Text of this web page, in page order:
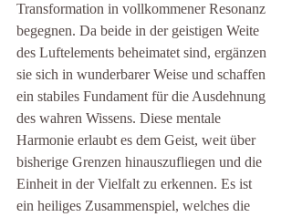
Transformation in vollkommener Resonanz
begegnen. Da beide in der geistigen Weite
des Luftelements beheimatet sind, ergänzen
sie sich in wunderbarer Weise und schaffen
ein stabiles Fundament für die Ausdehnung
des wahren Wissens. Diese mentale
Harmonie erlaubt es dem Geist, weit über
bisherige Grenzen hinauszufliegen und die
Einheit in der Vielfalt zu erkennen. Es ist
ein heiliges Zusammenspiel, welches die